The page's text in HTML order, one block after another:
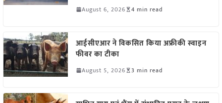
August 6, 2026 4 min read
आईसीएआर ने विकसित किया अफ्रीकी स्वाइन
फीवर का टीका
August 5, 2026 3 min read